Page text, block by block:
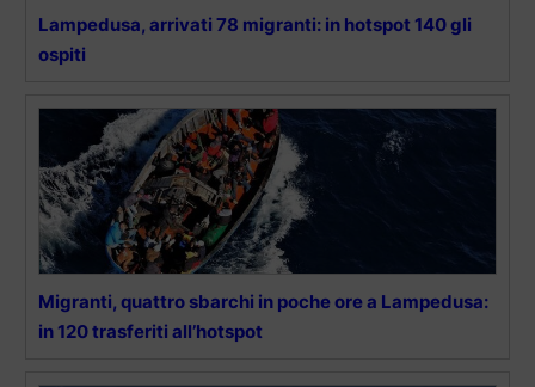
Lampedusa, arrivati 78 migranti: in hotspot 140 gli
ospiti
Migranti, quattro sbarchi in poche ore a Lampedusa:
in 120 trasferiti all’hotspot